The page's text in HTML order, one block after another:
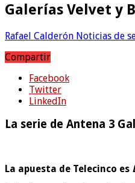
Galerías Velvet y
Rafael Calderón Noticias de
Compartir
Facebook
Twitter
LinkedIn
La serie de Antena 3
La apuesta de Telecinco es